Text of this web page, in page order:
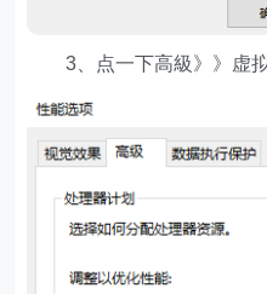
3、点一下高級》》虚拟